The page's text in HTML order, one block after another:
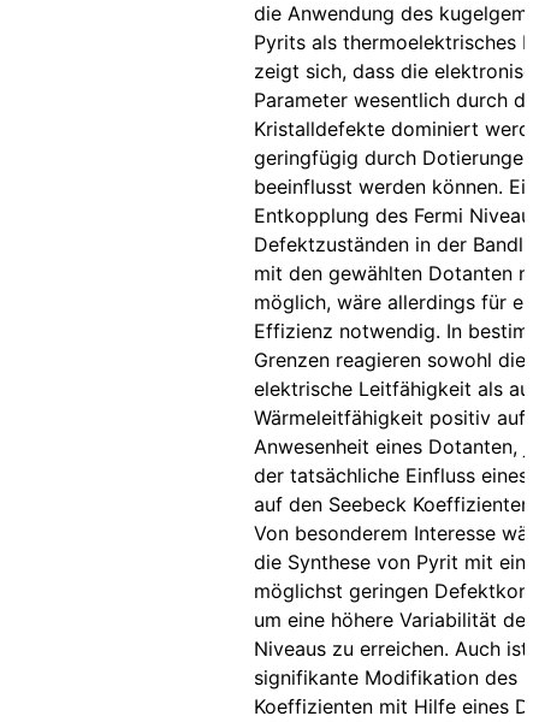
die Anwendung des
Pyrits als thermoelektrisches
zeigt sich, dass die
Parameter wesentlich durch
Kristalldefekte dominiert
geringfügig durch Dotierungen
beeinflusst werden können.
Entkopplung des Fermi
Defektzuständen in der
mit den gewählten Dotanten
möglich, wäre allerdings für
Effizienz notwendig. In
Grenzen reagieren sowohl die
elektrische Leitfähigkeit als
Wärmeleitfähigkeit positiv auf
Anwesenheit eines Dotanten,
der tatsächliche Einfluss eines
auf den Seebeck Koeffizienten
Von besonderem Interesse
die Synthese von Pyrit mit
möglichst geringen
um eine höhere Variabilität des
Niveaus zu erreichen. Auch ist
signifikante Modifikation des
Koeffizienten mit Hilfe eines